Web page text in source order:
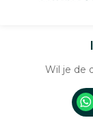
Wil je de